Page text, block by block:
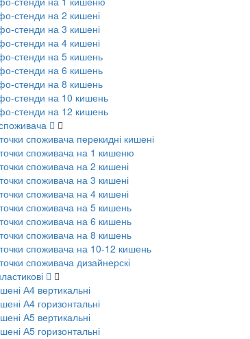
стенди на 2 кишені
стенди на 3 кишені
стенди на 4 кишені
стенди на 5 кишень
стенди на 6 кишень
стенди на 8 кишень
стенди на 10 кишень
стенди на 12 кишень
споживача перекидні кишені
споживача на 1 кишеню
споживача на 2 кишені
споживача на 3 кишені
споживача на 4 кишені
споживача на 5 кишень
споживача на 6 кишень
споживача на 8 кишень
споживача на 10-12 кишень
споживача дизайнерскі
А4 вертикальні
А4 горизонтальні
А5 вертикальні
А5 горизонтальні